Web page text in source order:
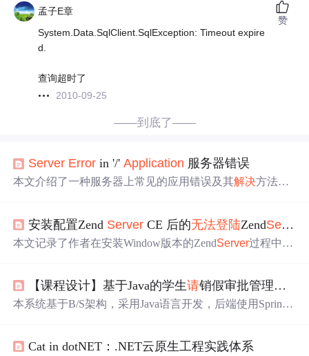
孟子E章
System.Data.SqlClient.SqlException: Timeout expire
d.
查询超时了
2010-09-25
赞
——到底了——
Server Error in '/'Application 服务器错误
本文介绍了一种服务器上常见的应用错误及其解决方法。
安装配置Zend Server CE 后的无法登陆ZendServer
本文记录了作者在安装Window版本的ZendServer过程中遇
ablerConf.xml文件头XML标题存在乱码导致控制台出现内
部错误，修改后问题得到解决。
【课程设计】基于Java的学生请销假审批管理系统的设计与实现毕业设计源码130939
本系统基于B/S架构，采用Java语言开发，后端使用Spring
MySQL。系统涵盖用户管理、公告通知、请假申请
Cat in dotNET：.NET云原生工程实践体系